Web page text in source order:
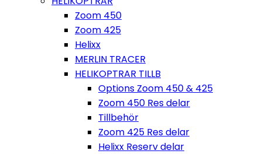
Zoom 450
Zoom 425
Helixx
MERLIN TRACER
HELIKOPTRAR TILLB
Options Zoom 450 & 425
Zoom 450 Res delar
Tillbehör
Zoom 425 Res delar
Helixx Reserv delar